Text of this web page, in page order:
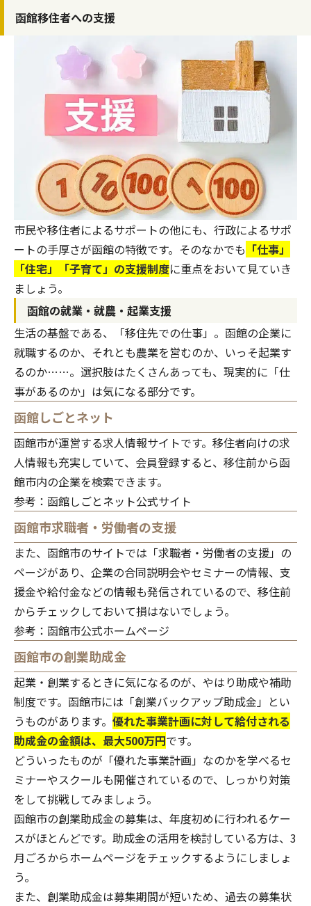
函館移住者への支援
市民や移住者によるサポートの他にも、行政によるサポ
ートの手厚さが函館の特徴です。そのなかでも 「仕事」
「住宅」「子育て」の支援制度に重点をおいて見ていき
ましょう。
函館の就業・就農・起業支援
生活の基盤である、「移住先での仕事」。函館の企業に
就職するのか、それとも農業を営むのか、いっそ起業す
るのか……。選択肢はたくさんあっても、現実的に「仕
事があるのか」は気になる部分です。
函館しごとネット
函館市が運営する求人情報サイトです。移住者向けの求
人情報も充実していて、会員登録すると、移住前から函
館市内の企業を検索できます。
参考： 函館しごとネット公式サイト
函館市求職者・労働者の支援
また、函館市のサイトでは「求職者・労働者の支援」の
ページがあり、企業の合同説明会やセミナーの情報、支
援金や給付金などの情報も発信されているので、移住前
からチェックしておいて損はないでしょう。
参考： 函館市公式ホームページ
函館市の創業助成金
起業・創業するときに気になるのが、やはり助成や補助
制度です。函館市には「創業バックアップ助成金」とい
うものがあります。 優れた事業計画に対して給付される
助成金の金額は、最大500万円です。
どういったものが「優れた事業計画」なのかを学べるセ
ミナーやスクールも開催されているので、しっかり対策
をして挑戦してみましょう。
函館市の創業助成金の募集は、年度初めに行われるケー
スがほとんどです。助成金の活用を検討している方は、3
月ごろからホームページをチェックするようにしましょ
う。
また、創業助成金は募集期間が短いため、過去の募集状